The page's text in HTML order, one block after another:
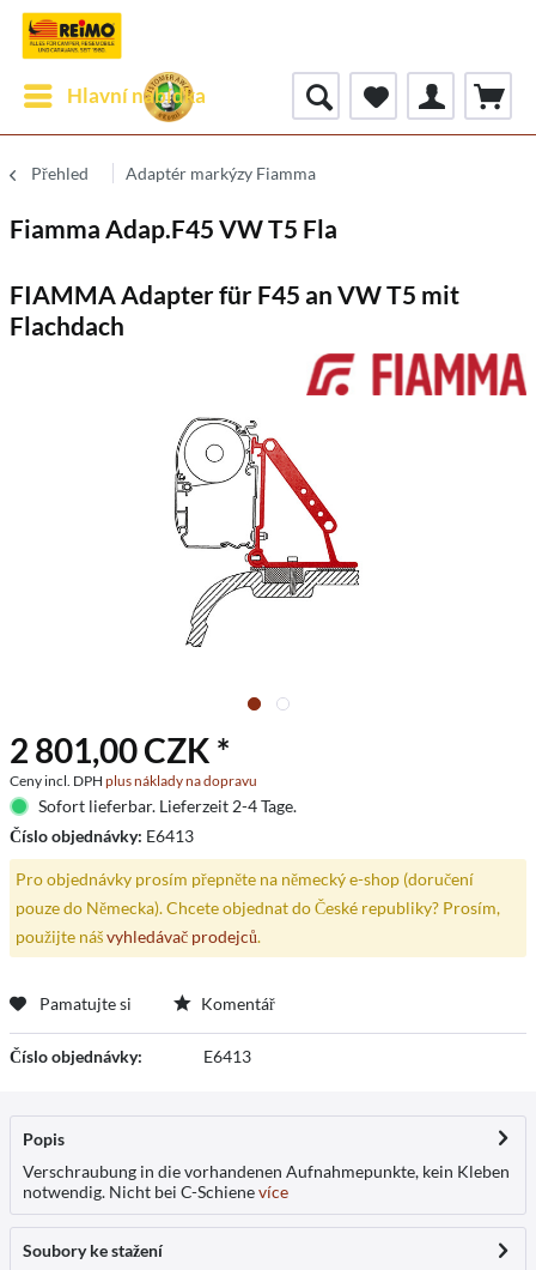
Hlavní nabídka
Přehled Adaptér markýzy Fiamma
Fiamma Adap.F45 VW T5 Fla
FIAMMA Adapter für F45 an VW T5 mit
Flachdach
2 801,00 CZK *
Ceny incl. DPH plus náklady na dopravu
Sofort lieferbar. Lieferzeit 2-4 Tage.
Číslo objednávky: E6413
Pro objednávky prosím přepněte na německý e-shop (doručení
pouze do Německa). Chcete objednat do České republiky? Prosím,
použijte nášvyhledávač prodejců.
Pamatujte si Komentář
Číslo objednávky: E6413
Popis
Verschraubung in die vorhandenen Aufnahmepunkte, kein Kleben
notwendig. Nicht bei C-Schienevíce
Soubory ke stažení